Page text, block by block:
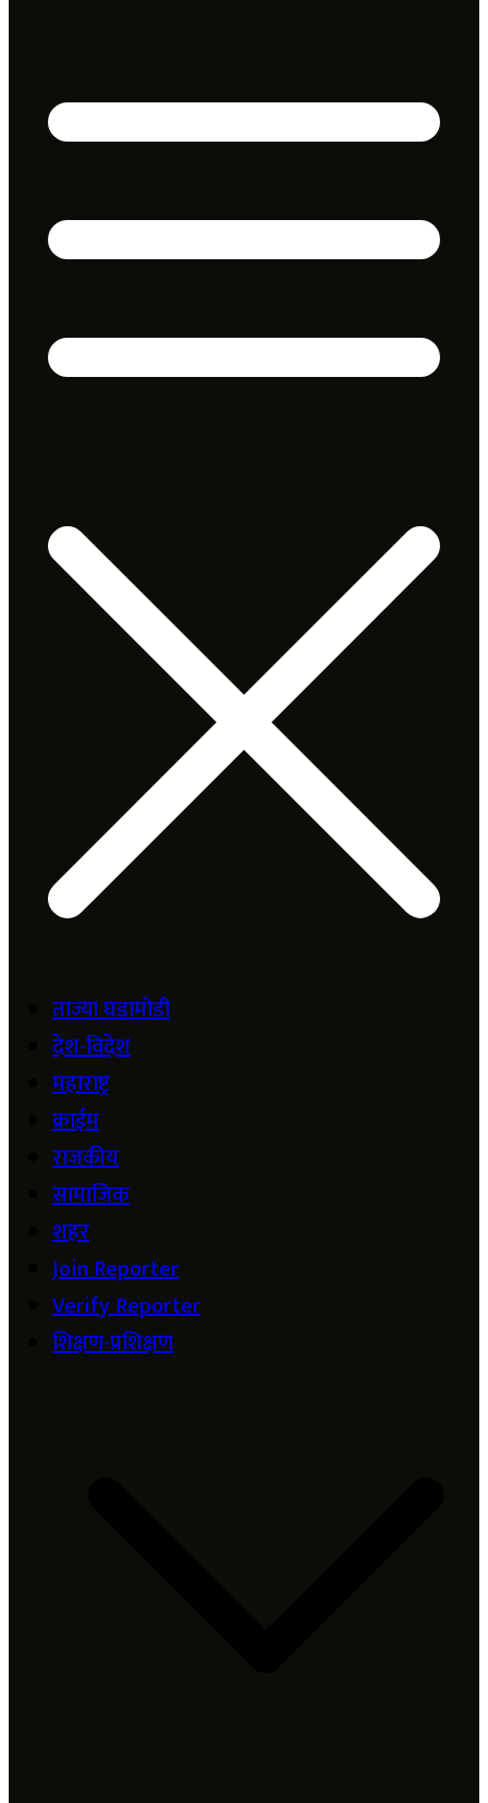
ताज्या घडामोडी
देश-विदेश
महाराष्ट्र
क्राईम
राजकीय
सामाजिक
शहर
Join Reporter
Verify Reporter
शिक्षण-प्रशिक्षण